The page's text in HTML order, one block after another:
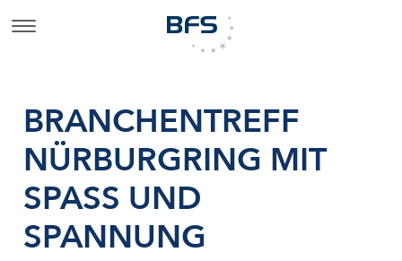
BRANCHENTREFF
NÜRBURGRING MIT
SPASS UND S
PANNUNG